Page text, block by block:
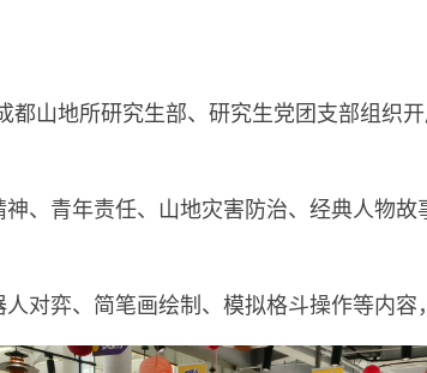
都山地所研究生部、研究生党团支部组织
、青年责任、山地灾害防治、经典人物
对弈、简笔画绘制、模拟格斗操作等内容